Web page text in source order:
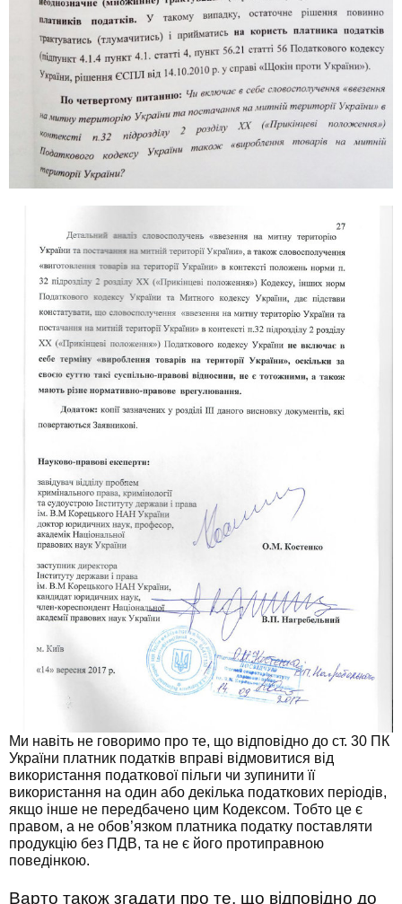
Ми навіть не говоримо про те, що відповідно до ст. 30 ПК
України платник податків вправі відмовитися від
використання податкової пільги чи зупинити її
використання на один або декілька податкових періодів,
якщо інше не передбачено цим Кодексом. Тобто це є
правом, а не обов’язком платника податку поставляти
продукцію без ПДВ, та не є його протиправною
поведінкою.
Варто також згадати про те, що відповідно до